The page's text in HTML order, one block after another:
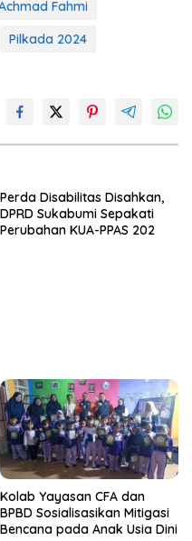
Fahmi
Pilkada 2024
Perda Disabilitas Disahkan,
DPRD Sukabumi Sepakati
Perubahan KUA-PPAS 202
Kolab Yayasan CFA dan
BPBD Sosialisasikan Mitigasi
Bencana pada Anak Usia Dini